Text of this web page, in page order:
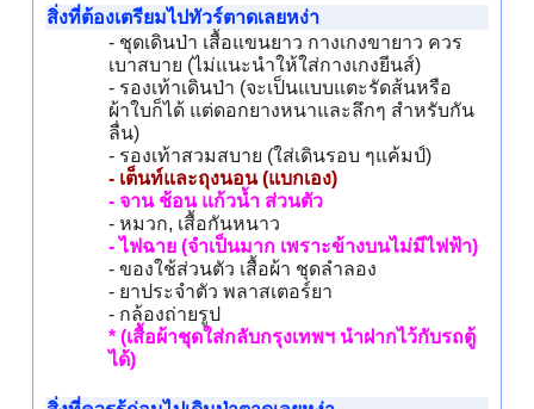
สิ่งที่ต้องเตรียมไปทัวร์ตาดเลยหง่า
- ชุดเดินป่า เสื้อแขนยาว กางเกงขายาว ควร
เบาสบาย (ไม่แนะนำให้ใส่กางเกงยีนส์)
- รองเท้าเดินป่า (จะเป็นแบบแตะรัดส้นหรือ
ผ้าใบก็ได้ แต่ดอกยางหนาและลึกๆ สำหรับกัน
ลื่น)
- รองเท้าสวมสบาย (ใส่เดินรอบ ๆแค้มป์)
- เต็นท์และถุงนอน (แบกเอง)
- จาน ช้อน แก้วน้ำ ส่วนตัว
- หมวก, เสื้อกันหนาว
- ไฟฉาย (จำเป็นมาก เพราะข้างบนไม่มีไฟฟ้า)
- ของใช้ส่วนตัว เสื้อผ้า ชุดลำลอง
- ยาประจำตัว พลาสเตอร์ยา
- กล้องถ่ายรูป
* (เสื้อผ้าชุดใส่กลับกรุงเทพฯ นำฝากไว้กับรถตู้
ได้)